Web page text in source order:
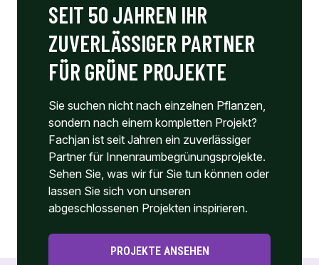
SEIT 50 JAHREN IHR
ZUVERLÄSSIGER PARTNER
FÜR GRÜNE PROJEKTE
Sie suchen nicht nach einzelnen Pflanzen,
sondern nach einem kompletten Projekt?
Fachjan ist seit Jahren ein zuverlässiger
Partner für Innenraumbegrünungsprojekte.
Sehen Sie, was wir für Sie tun können oder
lassen Sie sich von unseren
abgeschlossenen Projekten inspirieren.
PROJEKTE ANSEHEN